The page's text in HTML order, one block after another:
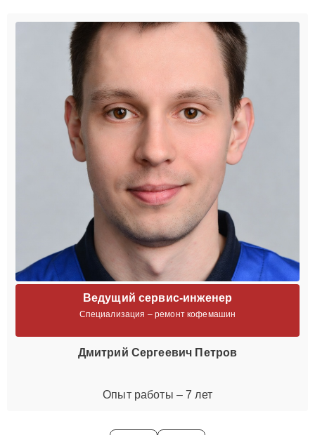
Ведущий сервис-инженер
Специализация – ремонт кофемашин
Дмитрий Сергеевич Петров
Опыт работы – 7 лет